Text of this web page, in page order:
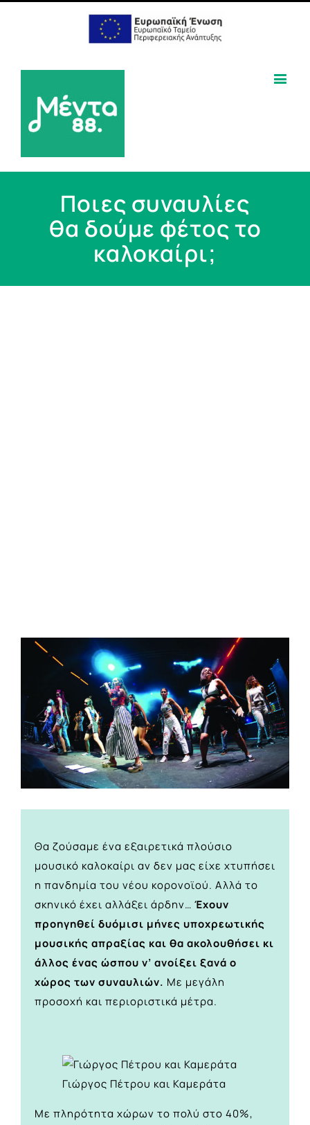
Ποιες συναυλίες
θα δούμε φέτος το
καλοκαίρι;
View
Θα ζούσαμε ένα εξαιρετικά πλούσιο
μουσικό καλοκαίρι αν δεν μας είχε χτυπήσει
η πανδημία του νέου κορονοϊού. Αλλά το
σκηνικό έχει αλλάξει άρδην… Έχουν
προηγηθεί δυόμισι μήνες υποχρεωτικής
μουσικής απραξίας και θα ακολουθήσει κι
άλλος ένας ώσπου ν’ ανοίξει ξανά ο
χώρος των συναυλιών. Με μεγάλη
προσοχή και περιοριστικά μέτρα.
Γιώργος Πέτρου και Καμεράτα
Με πληρότητα χώρων το πολύ στο 40%,